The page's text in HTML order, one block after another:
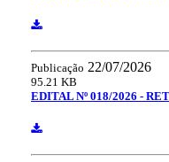
Publicação 22/07/2026
95.21 KB
EDITAL Nº 018/2026 -